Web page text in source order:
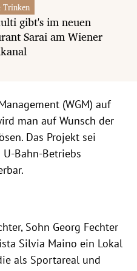
Trinken
gibt's im neuen
Sarai am Wiener
(WGM) auf
man auf Wunsch der
Das Projekt sei
Bahn-Betriebs
Sohn Georg Fechter
Silvia Maino ein Lokal
als Sportareal und